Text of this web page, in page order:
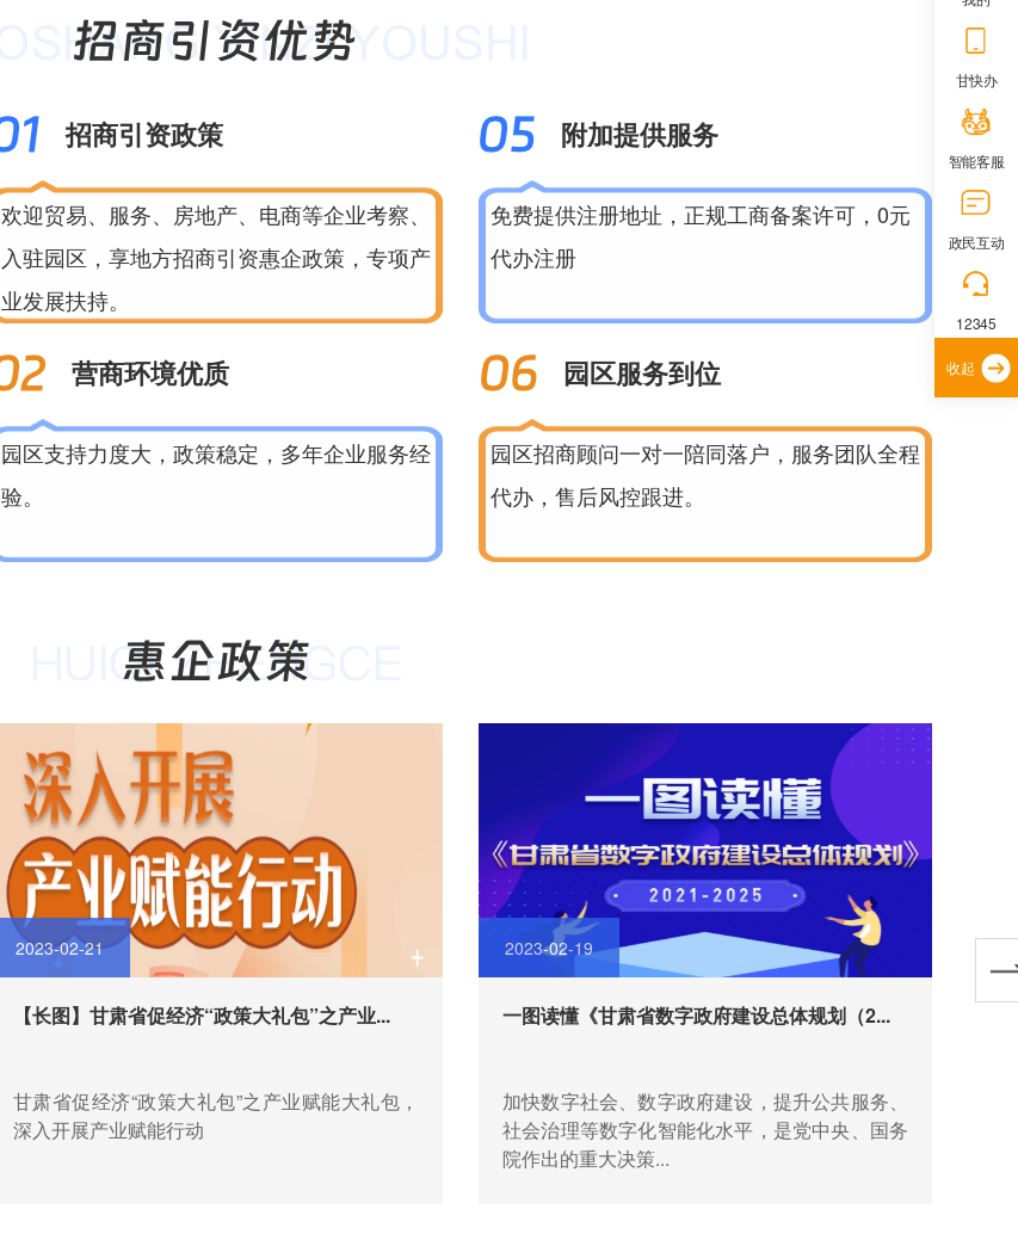
招商引资政策
欢迎贸易、服务、房地产、电商等企业考察、
入驻园区，享地方招商引资惠企政策，专项产
业发展扶持。
附加提供服务
免费提供注册地址，正规工商备案许可，0元
代办注册
营商环境优质
园区支持力度大，政策稳定，多年企业服务经
验。
园区服务到位
园区招商顾问一对一陪同落户，服务团队全程
代办，售后风控跟进。
2023-02-21
【长图】甘肃省促经济“政策大礼包”之产业...
甘肃省促经济“政策大礼包”之产业赋能大礼包，
深入开展产业赋能行动
2023-02-19
一图读懂《甘肃省数字政府建设总体规划（2...
加快数字社会、数字政府建设，提升公共服务、
社会治理等数字化智能化水平，是党中央、国务
院作出的重大决策...
甘快办
智能客服
政民互动
12345
收起